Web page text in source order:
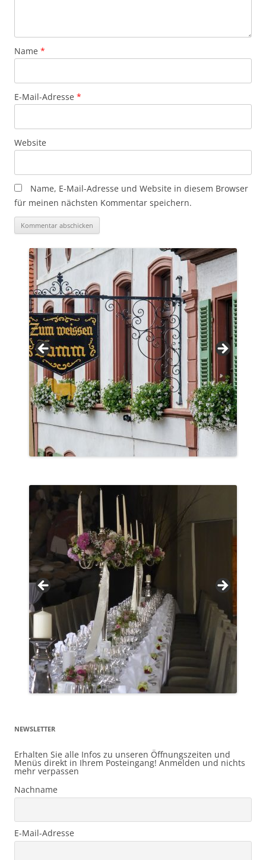
Name *
E-Mail-Adresse *
Website
Name, E-Mail-Adresse und Website in diesem Browser
für meinen nächsten Kommentar speichern.
NEWSLETTER
Erhalten Sie alle Infos zu unseren Öffnungszeiten und
Menüs direkt in Ihrem Posteingang! Anmelden und nichts
mehr verpassen
Nachname
E-Mail-Adresse